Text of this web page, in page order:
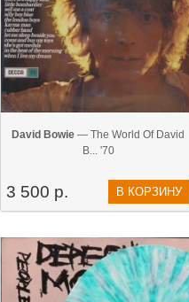
David Bowie — The World Of David
B... '70
3 500 р. В КОРЗИНУ